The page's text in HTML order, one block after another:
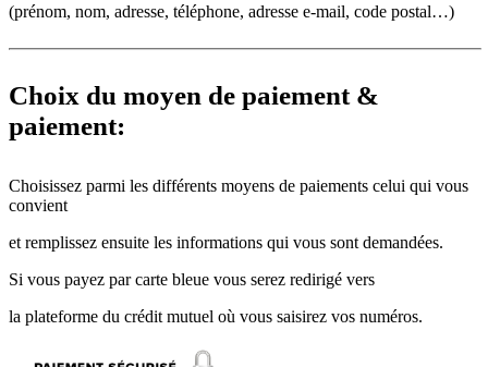
(prénom, nom, adresse, téléphone, adresse e-mail, code postal…)
Choix du moyen de paiement &
paiement:
Choisissez parmi les différents moyens de paiements celui qui vous
convient
et remplissez ensuite les informations qui vous sont demandées.
Si vous payez par carte bleue vous serez redirigé vers
la plateforme du crédit mutuel où vous saisirez vos numéros.